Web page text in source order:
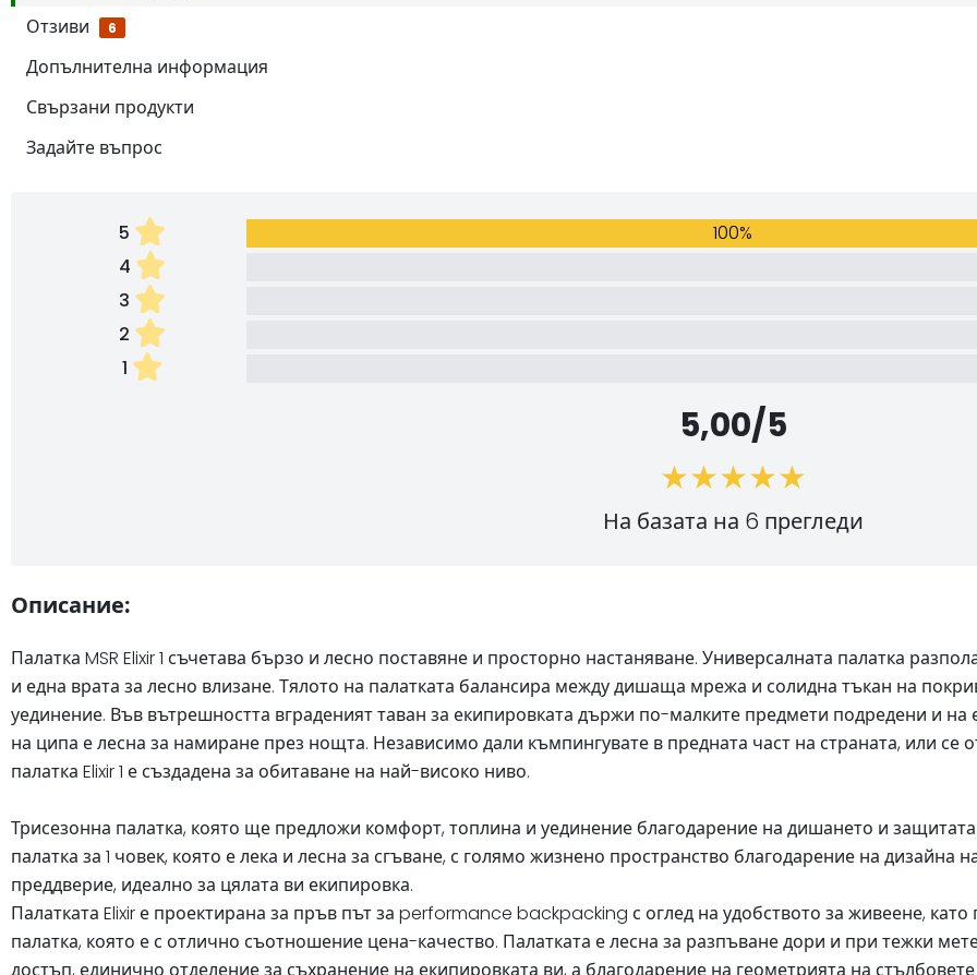
Отзиви
6
Допълнителна информация
Свързани продукти
Задайте въпрос
5
100%
4
3
2
1
5,00/5
На базата на 6 прегледи
Описание:
Палатка MSR Elixir 1 съчетава бързо и лесно поставяне и просторно настаняване. Универсалната палатка
и една врата за лесно влизане. Тялото на палатката балансира между дишаща мрежа и солидна тъкан на
уединение. Във вътрешността вграденият таван за екипировката държи по-малките предмети подредени и
на ципа е лесна за намиране през нощта. Независимо дали къмпингувате в предната част на страната, или се
палатка Elixir 1 е създадена за обитаване на най-високо ниво.
Трисезонна палатка, която ще предложи комфорт, топлина и уединение благодарение на дишането и защитата
палатка за 1 човек, която е лека и лесна за сгъване, с голямо жизнено пространство благодарение на дизайна
преддверие, идеално за цялата ви екипировка.
Палатката Elixir е проектирана за пръв път за performance backpacking с оглед на удобството за живеене, като
палатка, която е с отлично съотношение цена-качество. Палатката е лесна за разпъване дори и при тежки